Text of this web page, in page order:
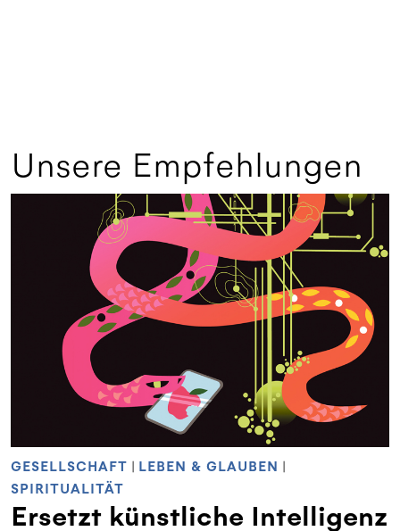
Unsere Empfehlungen
GESELLSCHAFT | LEBEN & GLAUBEN |
SPIRITUALITÄT
Ersetzt künstliche Intelligenz